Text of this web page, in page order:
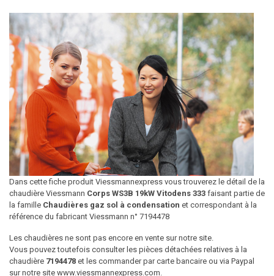
Dans cette fiche produit Viessmannexpress vous trouverez le détail de la
chaudière Viessmann Corps WS3B 19kW Vitodens 333 faisant partie de
la famille Chaudières gaz sol à condensation et correspondant à la
référence du fabricant Viessmann n° 7194478
Les chaudières ne sont pas encore en vente sur notre site.
Vous pouvez toutefois consulter les pièces détachées relatives à la
chaudière 7194478 et les commander par carte bancaire ou via Paypal
sur notre site www.viessmannexpress.com.